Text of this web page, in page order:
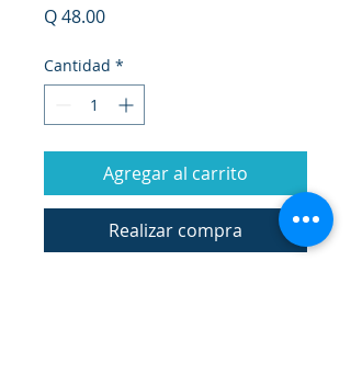
Q 48.00Precio
Cantidad *
Agregar al carrito
Realizar compra